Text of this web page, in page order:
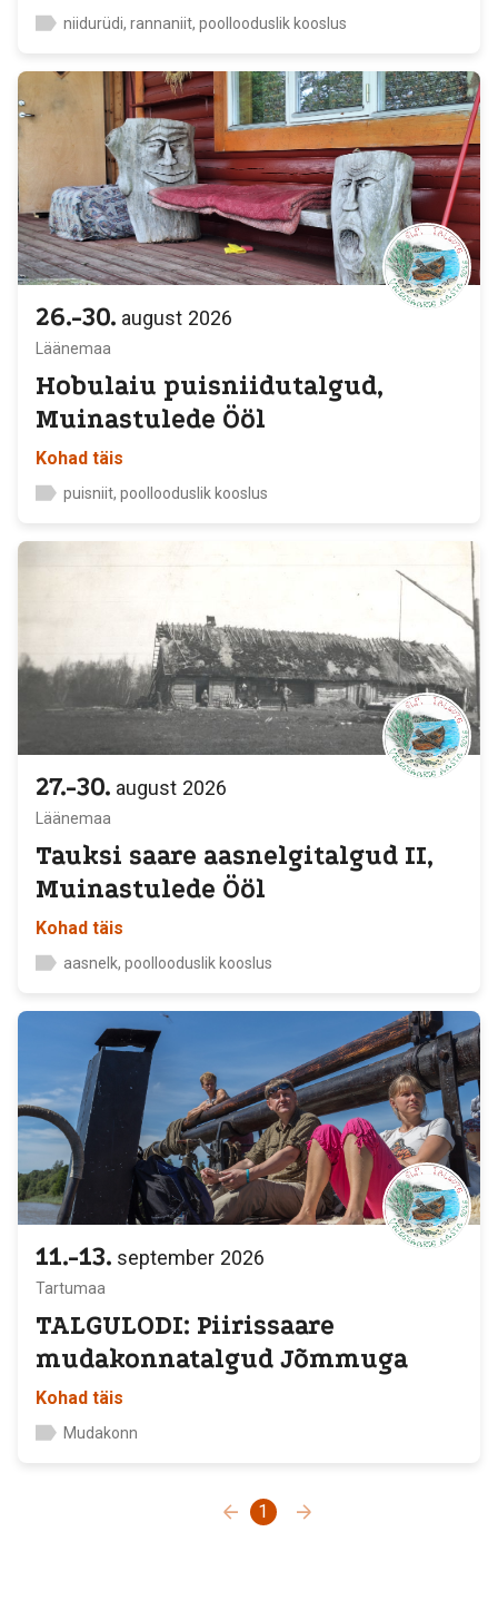
niidurüdi, rannaniit, poollooduslik kooslus
2026
26.-30. august
Läänemaa
Hobulaiu puisniidutalgud,
Muinastulede Ööl
Kohad täis
puisniit, poollooduslik kooslus
2026
27.-30. august
Läänemaa
Tauksi saare aasnelgitalgud II,
Muinastulede Ööl
Kohad täis
aasnelk, poollooduslik kooslus
2026
11.-13. september
Tartumaa
TALGULODI: Piirissaare
mudakonnatalgud Jõmmuga
Kohad täis
Mudakonn
1